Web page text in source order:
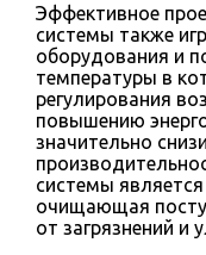
Эффективное
системы также
оборудования и
температуры в
регулирования
повышению
значительно
системы
очищающая
от загрязнений и